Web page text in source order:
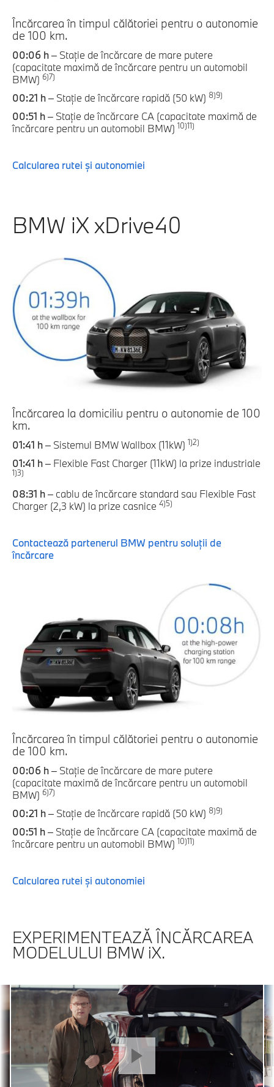
Încărcarea în timpul călătoriei pentru o autonomie
de 100 km.
00:06 h– Staţie de încărcare de mare putere
(capacitate maximă de încărcare pentru un automobil
BMW) 6)7)
00:21 h– Staţie de încărcare rapidă (50 kW) 8)9)
00:51 h– Staţie de încărcare CA (capacitate maximă de
încărcare pentru un automobil BMW) 10)11)
Calcularea rutei şi autonomiei
BMW iX xDrive40
Încărcarea la domiciliu pentru o autonomie de 100
km.
01:41 h– Sistemul BMW Wallbox (11kW) 1)2)
01:41 h– Flexible Fast Charger (11kW) la prize industriale
1)3)
08:31 h– cablu de încărcare standard sau Flexible Fast
Charger (2,3 kW) la prize casnice 4)5)
Contactează partenerul BMW pentru soluţii de
încărcare
Încărcarea în timpul călătoriei pentru o autonomie
de 100 km.
00:06 h– Staţie de încărcare de mare putere
(capacitate maximă de încărcare pentru un automobil
BMW) 6)7)
00:21 h– Staţie de încărcare rapidă (50 kW) 8)9)
00:51 h– Staţie de încărcare CA (capacitate maximă de
încărcare pentru un automobil BMW) 10)11)
Calcularea rutei şi autonomiei
EXPERIMENTEAZĂ ÎNCĂRCAREA
MODELULUI BMW iX.